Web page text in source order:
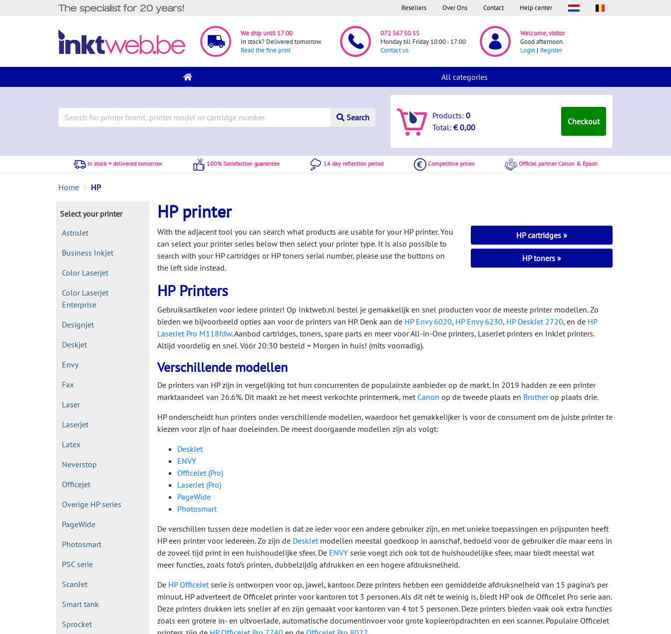
The specialist for 20 years! Resellers Over Ons Contact Help center
We ship until 17:00
In stock? Delivered tomorrow.
Read the fine print
072 567 50 55
Monday till Friday 10:00 - 17:00
Contact us
Welcome, visitor
Good afternoon.
Login
Register
All categories
Search Products:0
Total:€ 0,00
Checkout
In stock = delivered tomorrow 100% Satisfaction guarantee 14 day reflection period Competitive prices Official partner Canon & Epson
Home HP
Select your printer
AstroJet
Business Inkjet
Color Laserjet
Color Laserjet
Enterprise
Designjet
Deskjet
Envy
Fax
Laser
Laserjet
Latex
Neverstop
Officejet
Overige HP series
PageWide
Photosmart
PSC serie
ScanJet
Smart tank
Sprocket
HP printer
With the adjacent tool you can search what products are usable for your HP printer. You
can select your printer series below then select your printer type. It is also possible to
search with your HP cartridges or HP toners serial number, please use the buttons on
the left side instead.
HP cartridges
HP toners
HP Printers
Gebruiksartikelen voor iedere printer! Op Inktweb.nl bestel je gemakkelijk en snel producten voor de meeste printer modellen. Zo
bieden we bijvoorbeeld opties aan voor de printers van HP. Denk aan de HP Envy 6020, HP Envy 6230, HP DeskJet 2720, en de HP
LaserJet Pro M118fdw. Aanbod cartridges, toners, spare parts en meer voor All-in-One printers, LaserJet printers en InkJet printers.
Altijd voordelig en snel. Vóór 20:30 besteld = Morgen in huis! (mits voorradig).
Verschillende modellen
De printers van HP zijn in vergelijking tot hun concurrenten de populairste aanbieder op de markt. In 2019 hadden ze een printer
marktaandeel van 26.6%. Dit maakt ze het meest verkochte printermerk, met Canon op de tweede plaats en Brotherop plaats drie.
HP onderscheidt hun printers onder verschillende modellen, waardoor het gemakkelijker is voor de consument om de juiste printer te
kiezen voor zijn of haar doeleinden. De meest doorgaande modellen zijn als volgt:
DeskJet
ENVY
OfficeJet (Pro)
LaserJet (Pro)
PageWide
Photosmart
De verschillen tussen deze modellen is dat ze ieder voor een andere gebruiker zijn, en met unieke toepassingen en prijspunten heeft
HP een printer voor iedereen. Zo zijn de DeskJetmodellen meestal goedkoop in aanschaf, bedoeld voor de gebruiker die maar eens in
de zoveel tijd print in een huishoudelijke sfeer. De ENVYserie voegt zich ook tot de huishoudelijke sfeer, maar biedt meestal wat
meer functies, zoals foto’s printen, dubbelzijdig afdrukken en een hogere afdruksnelheid.
De HP OfficeJetserie is ontworpen voor op, jawel, kantoor. Deze printers hebben een gemiddelde afdruksnelheid van 15 pagina’s per
minuut. HP adverteert de OfficeJet printer voor kantoren tot 3 personen. Als dit nét te weinig is, biedt HP ook de OfficeJet Pro serie aan.
Deze printers drukken iets sneller af en zijn gemaakt voor kantoren van 4 tot 5 personen. Deze printers bieden vaak ook extra functies
zoals een grotere in- en uitvoerlade, automatische documentinvoer voor grote kopieeropdrachten en een scanner. Populaire OfficeJet